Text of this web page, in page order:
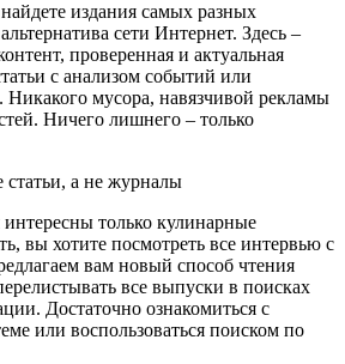
издания самых разных
сети Интернет. Здесь –
проверенная и актуальная
с анализом событий или
Никакого мусора, навязчивой рекламы
Ничего лишнего – только
статьи, а не журналы
только кулинарные
вы хотите посмотреть все интервью с
вам новый способ чтения
все выпуски в поисках
Достаточно ознакомиться с
или воспользоваться поиском по